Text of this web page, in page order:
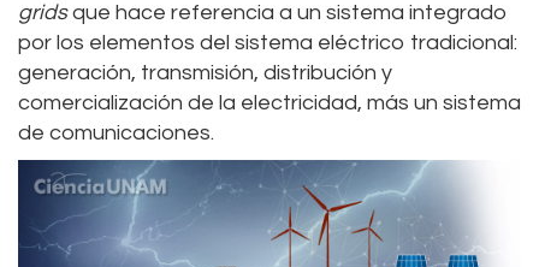
gridsque hace referencia a un sistema integrado
por los elementos del sistema eléctrico tradicional:
generación, transmisión, distribución y
comercialización de la electricidad, más un sistema
de comunicaciones.